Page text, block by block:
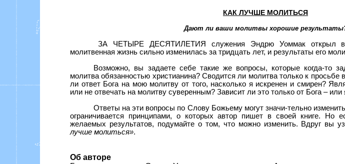
КАК ЛУЧШЕ МОЛИТЬСЯ
Дают ли ваши молитвы хорошие
ЗА ЧЕТЫРЕ ДЕСЯТИЛЕТИЯ служения Эндрю Уоммак открыл
молитвенная жизнь сильно изменилась за тридцать лет, и результаты его
Возможно, вы задаете себе такие же вопросы, которые когда-то
молитва обязанностью христианина? Сводится ли молитва только к
ли ответ Бога на мою молитву от того, насколько я искренен и смирен?
или не отвечать на молитву суверенным? Зависит ли это только от Бога – или
Ответы на эти вопросы по Слову Божьему могут значи-тельно
ограничивается принципами, о которых автор пишет в своей книге. Но
желаемых результатов, подумайте о том, что можно изменить. Вдруг вы
лучше молиться».
Об авторе